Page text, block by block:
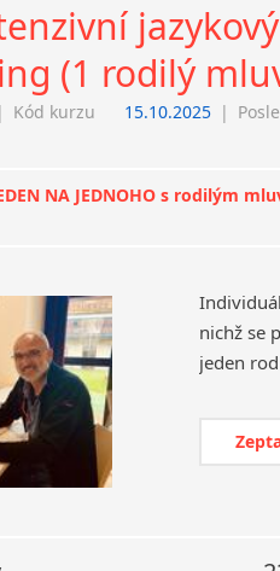
(1 rodilý
| Kód kurzu 15.10.2025 |
NA JEDNOHO s rodilým
nichž se